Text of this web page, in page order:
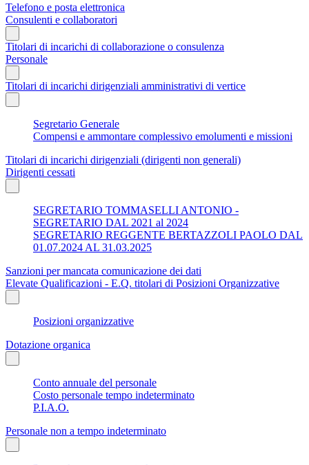
Telefono e posta elettronica
Consulenti e collaboratori
Titolari di incarichi di collaborazione o consulenza
Personale
Titolari di incarichi dirigenziali amministrativi di vertice
Segretario Generale
Compensi e ammontare complessivo emolumenti e missioni
Titolari di incarichi dirigenziali (dirigenti non generali)
Dirigenti cessati
SEGRETARIO TOMMASELLI ANTONIO -
SEGRETARIO DAL 2021 al 2024
SEGRETARIO REGGENTE BERTAZZOLI PAOLO DAL
01.07.2024 AL 31.03.2025
Sanzioni per mancata comunicazione dei dati
Elevate Qualificazioni - E.Q. titolari di Posizioni Organizzative
Posizioni organizzative
Dotazione organica
Conto annuale del personale
Costo personale tempo indeterminato
P.I.A.O.
Personale non a tempo indeterminato